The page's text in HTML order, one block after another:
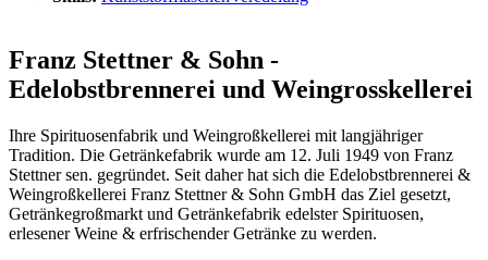
Franz Stettner & Sohn -
Edelobstbrennerei und Weingrosskellerei
Ihre Spirituosenfabrik und Weingroßkellerei mit langjähriger
Tradition. Die Getränkefabrik wurde am 12. Juli 1949 von Franz
Stettner sen. gegründet. Seit daher hat sich die Edelobstbrennerei &
Weingroßkellerei Franz Stettner & Sohn GmbH das Ziel gesetzt,
Getränkegroßmarkt und Getränkefabrik edelster Spirituosen,
erlesener Weine & erfrischender Getränke zu werden.